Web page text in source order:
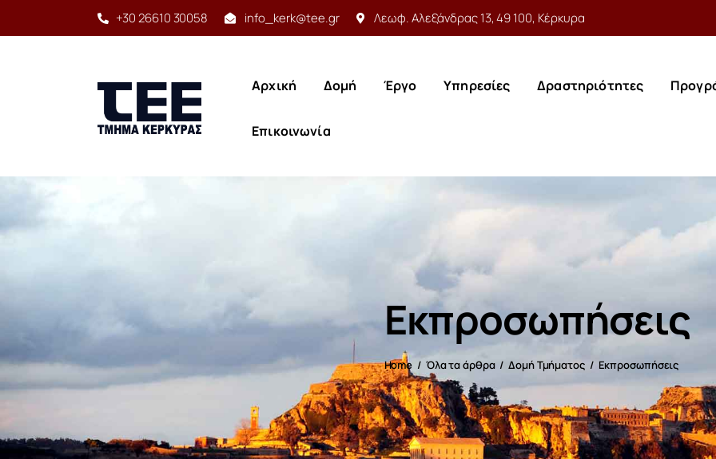
+30 26610 30058 info_kerk@tee.gr Λεωφ. Αλεξάνδρας 13, 49 100, Κέρκυρα
Αρχική Δομή Έργο Υπηρεσίες Δραστηριότητες
Επικοινωνία
Υπηρεσίες Δραστηριότητες
Εκπροσωπήσεις
Home Όλα τα άρθρα Δομή Τμήματος Εκπροσωπήσεις
Δραστηριότητες
Προγράμματα